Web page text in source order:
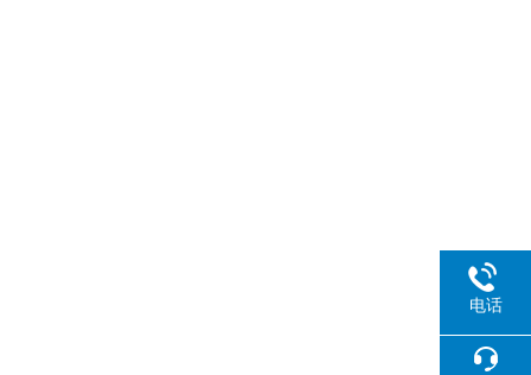
电话